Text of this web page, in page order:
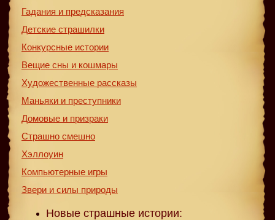
Гадания и предсказания
Детские страшилки
Конкурсные истории
Вещие сны и кошмары
Художественные рассказы
Маньяки и преступники
Домовые и призраки
Страшно смешно
Хэллоуин
Компьютерные игры
Звери и силы природы
Новые страшные истории: